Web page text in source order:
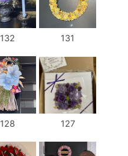
132 131
128 127